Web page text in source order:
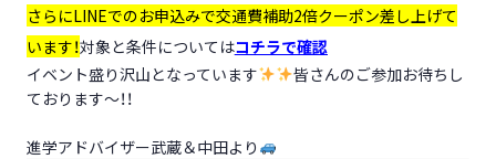
さらにLINEでのお申込みで交通費補助2倍クーポン差し上げて
います！対象と条件についてはコチラで確認
イベント盛り沢山となっています
皆さんのご参加お待ちし
ております～！！
進学アドバイザー武蔵＆中田より